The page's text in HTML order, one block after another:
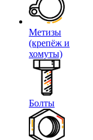
Метизы
(крепёж и
хомуты)
Болты